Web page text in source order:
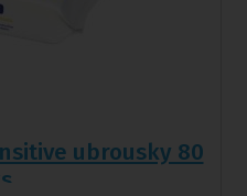
ubrousky 80